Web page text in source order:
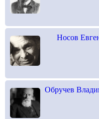
Носов
Обручев